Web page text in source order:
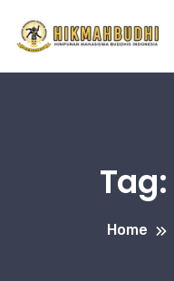
Tag:
Home